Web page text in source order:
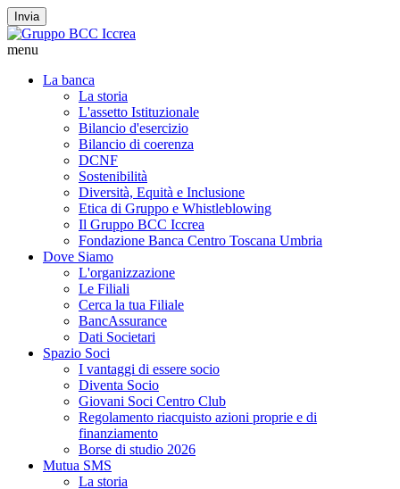
Invia
menu
La banca
La storia
L'assetto Istituzionale
Bilancio d'esercizio
Bilancio di coerenza
DCNF
Sostenibilità
Diversità, Equità e Inclusione
Etica di Gruppo e Whistleblowing
Il Gruppo BCC Iccrea
Fondazione Banca Centro Toscana Umbria
Dove Siamo
L'organizzazione
Le Filiali
Cerca la tua Filiale
BancAssurance
Dati Societari
Spazio Soci
I vantaggi di essere socio
Diventa Socio
Giovani Soci Centro Club
Regolamento riacquisto azioni proprie e di
finanziamento
Borse di studio 2026
Mutua SMS
La storia